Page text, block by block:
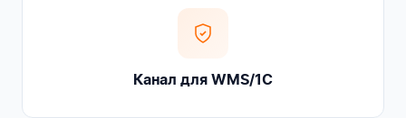
Канал для WMS/1С